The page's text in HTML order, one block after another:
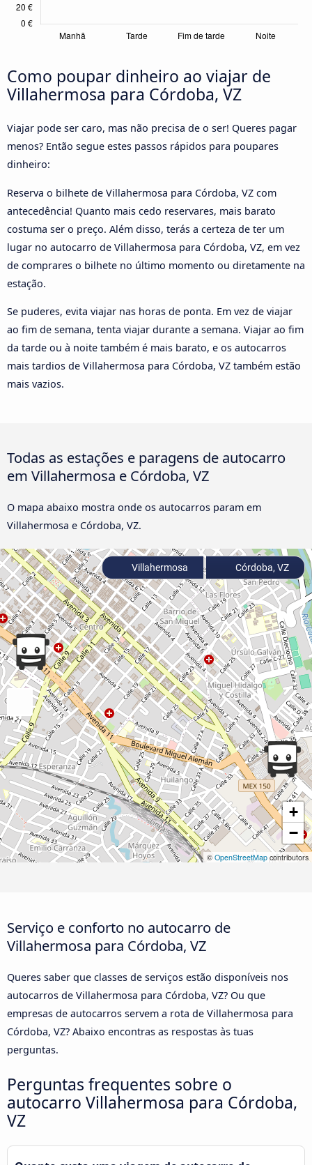
Como poupar dinheiro ao viajar de
Villahermosa para Córdoba, VZ
Viajar pode ser caro, mas não precisa de o ser! Queres pagar
menos? Então segue estes passos rápidos para poupares
dinheiro:
Reserva o bilhete de Villahermosa para Córdoba, VZ com
antecedência! Quanto mais cedo reservares, mais barato
costuma ser o preço. Além disso, terás a certeza de ter um
lugar no autocarro de Villahermosa para Córdoba, VZ, em vez
de comprares o bilhete no último momento ou diretamente na
estação.
Se puderes, evita viajar nas horas de ponta. Em vez de viajar
ao fim de semana, tenta viajar durante a semana. Viajar ao fim
da tarde ou à noite também é mais barato, e os autocarros
mais tardios de Villahermosa para Córdoba, VZ também estão
mais vazios.
Todas as estações e paragens de autocarro
em Villahermosa e Córdoba, VZ
O mapa abaixo mostra onde os autocarros param em
Villahermosa e Córdoba, VZ.
+
−
© OpenStreetMap contributors
Villahermosa Córdoba, VZ
Serviço e conforto no autocarro de
Villahermosa para Córdoba, VZ
Queres saber que classes de serviços estão disponíveis nos
autocarros de Villahermosa para Córdoba, VZ? Ou que
empresas de autocarros servem a rota de Villahermosa para
Córdoba, VZ? Abaixo encontras as respostas às tuas
perguntas.
Perguntas frequentes sobre o
autocarro Villahermosa para Córdoba,
VZ